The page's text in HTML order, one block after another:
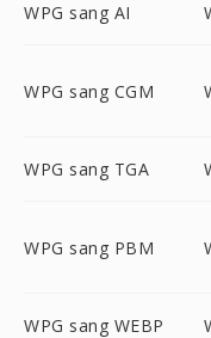
WPG sang AI
WPG sang CGM
WPG sang TGA
WPG sang PBM
WPG sang WEBP